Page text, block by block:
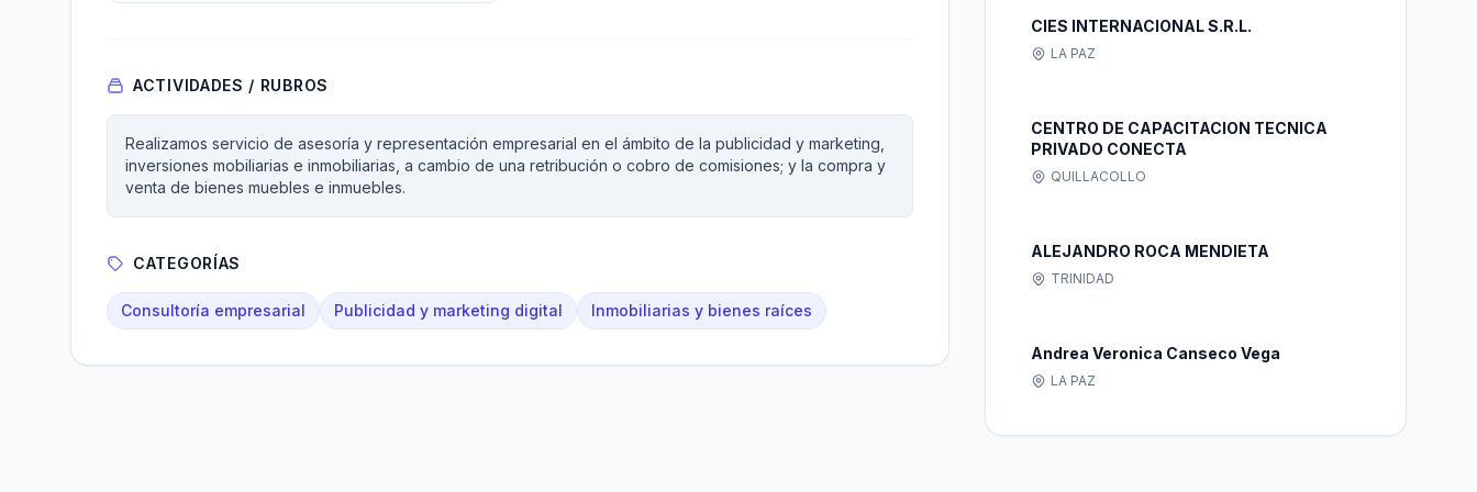
ACTIVIDADES / RUBROS
Realizamos servicio de asesoría y representación empresarial en el ámbito de la publicidad y marketing,
inversiones mobiliarias e inmobiliarias, a cambio de una retribución o cobro de comisiones; y la compra y
venta de bienes muebles e inmuebles.
CATEGORÍAS
Consultoría empresarial Publicidad y marketing digital Inmobiliarias y bienes raíces
CIES INTERNACIONAL S.R.L.
LA PAZ
CENTRO DE CAPACITACION TECNICA
PRIVADO CONECTA
QUILLACOLLO
ALEJANDRO ROCA MENDIETA
TRINIDAD
Andrea Veronica Canseco Vega
LA PAZ